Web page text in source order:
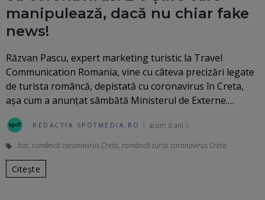
manipulează, dacă nu chiar fake
news!
Răzvan Pascu, expert marketing turistic la Travel
Communication Romania, vine cu câteva precizări legate
de turista româncă, depistată cu coronavirus în Creta,
așa cum a anunțat sâmbătă Ministerul de Externe.…
REDACȚIA SPOTMEDIA.RO acum 6 ani
hot, româncă coronavirus Creta, româncă turist coronavirus Creta
Citește